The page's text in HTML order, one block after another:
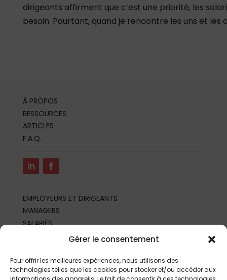
Gérer le consentement
Pour offrir les meilleures expériences, nous utilisons des
technologies telles que les cookies pour stocker et/ou accéder aux
dirigeants affirment que c’est une priorité, les
besoin. Pourtant, quand je rencontre les uns et les
À PROPOS
RESSOURCES
ARTICLES
F.A.Q.
EMPLOYEURS ET DIRIGEANTS
MANAGERS
SALARIÉS
REPRÉSENTANTS DU PERSONNEL
PARTENAIRES ET PROFESSIONNELS